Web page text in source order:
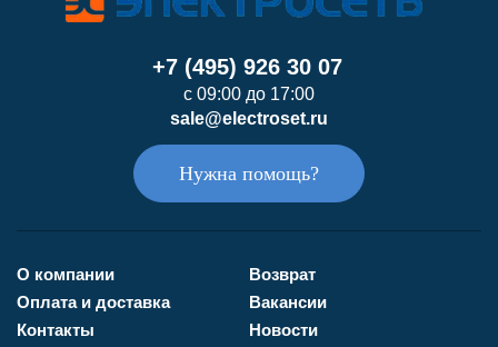
+7 (495) 926 30 07
с 09:00 до 17:00
sale@electroset.ru
Нужна помощь?
О компании
Оплата и доставка
Контакты
Возврат
Вакансии
Новости